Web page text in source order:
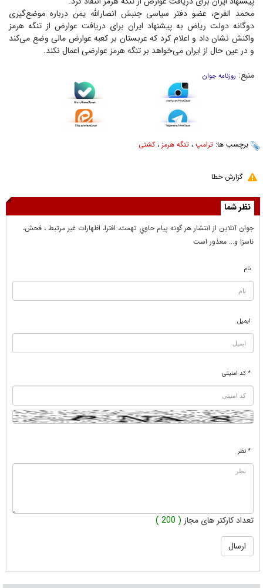
محمد الفرح، عضو دفتر سیاسی جنبش انصارالله یمن درباره موضع‌گیری
دوگانه دولت ریاض به پیشنهاد ایران برای دریافت عوارض از تنگه هرمز
واکنش نشان داد و اعلام کرد که عربستان بر کعبه عوارض مالی وضع می‌کند
و در عین حال از ایران می‌خواهد بر تنگه هرمز عوارضی اعمال نکند.
منبع: روزنامه جوان
برچسب ها: ترامپ ، تنگه هرمز ،کشتی‌
گزارش خطا
نظر شما
جوان آنلاين از انتشار هر گونه پيام حاوي تهمت، افترا، اظهارات غير مرتبط ، فحش،
ناسزا و... معذور است
نام
ایمیل
* کد امنیتی
* نظر
تعداد کارکتر های مجاز ( 200 )